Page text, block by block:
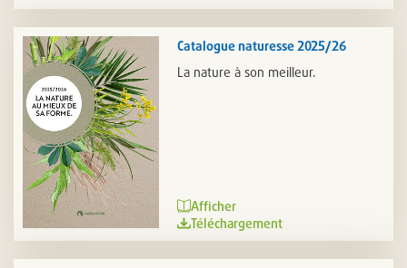
Catalogue naturesse 2025/26
La nature à son meilleur.
Afficher
Téléchargement